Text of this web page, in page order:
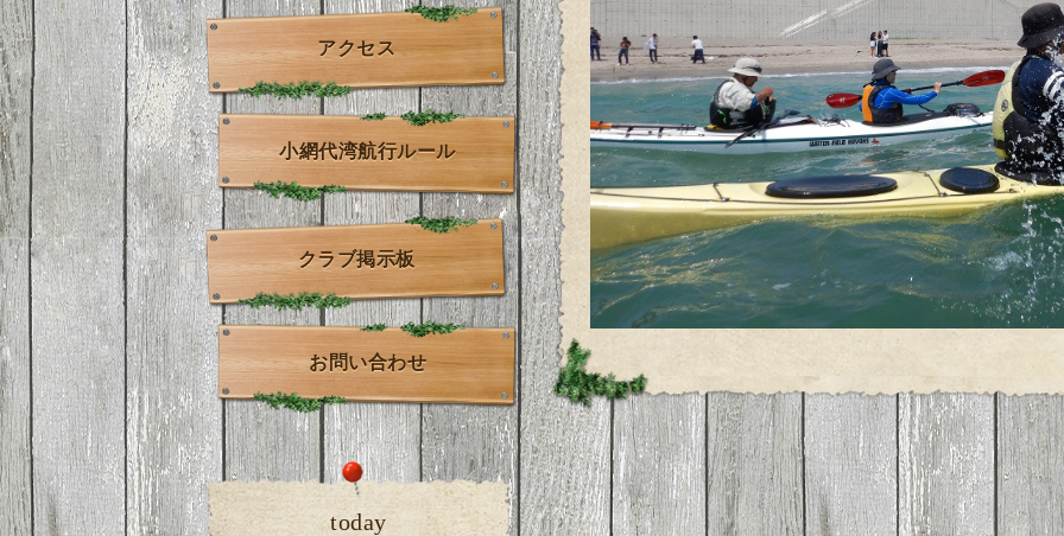
アクセス
小網代湾航行ルール
クラブ掲示板
お問い合わせ
today